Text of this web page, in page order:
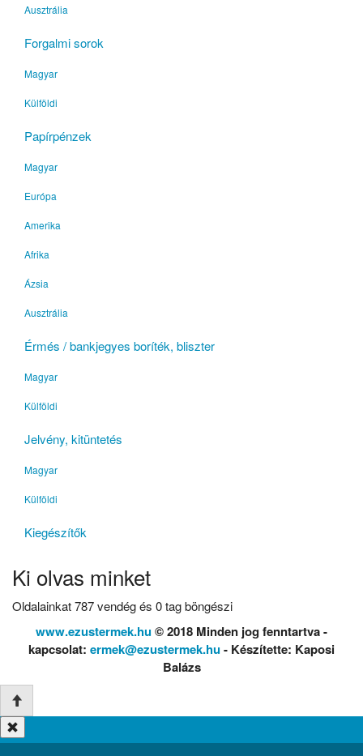
Ausztrália
Forgalmi sorok
Magyar
Külföldi
Papírpénzek
Magyar
Európa
Amerika
Afrika
Ázsia
Ausztrália
Érmés / bankjegyes boríték, bliszter
Magyar
Külföldi
Jelvény, kitüntetés
Magyar
Külföldi
Kiegészítők
Ki olvas minket
Oldalainkat 787 vendég és 0 tag böngészi
www.ezustermek.hu© 2018 Minden jog fenntartva -
kapcsolat: ermek@ezustermek.hu- Készítette: Kaposi
Balázs